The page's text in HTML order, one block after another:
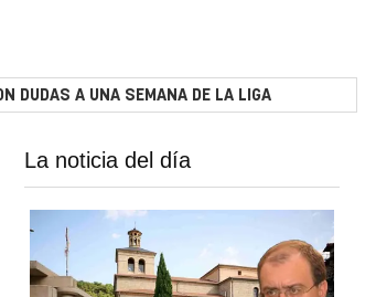
DUDAS A UNA SEMANA DE LA LIGA
La noticia del día